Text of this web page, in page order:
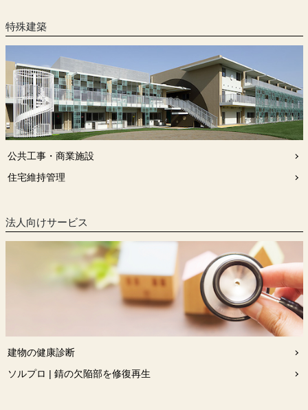
特殊建築
公共工事・商業施設
住宅維持管理
法人向けサービス
建物の健康診断
ソルプロ | 錆の欠陥部を修復再生